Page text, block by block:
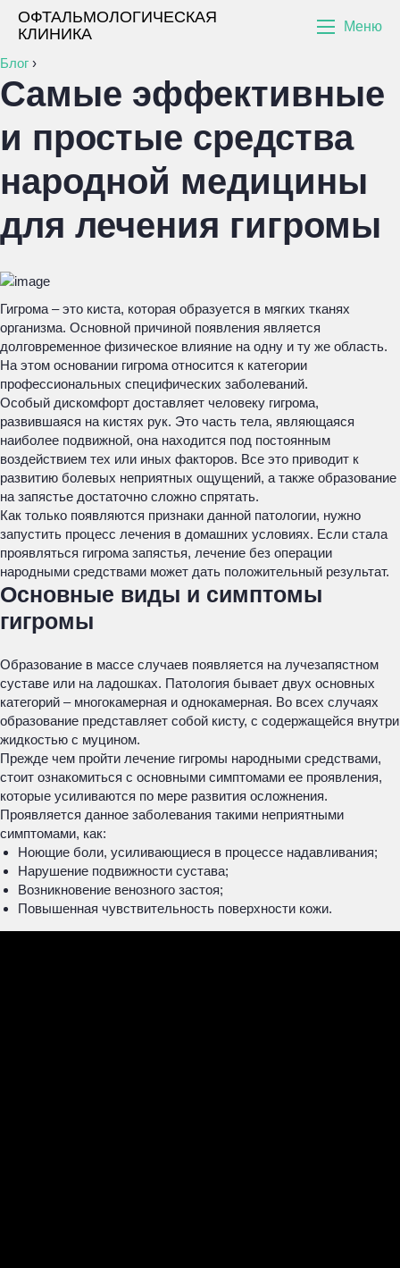
ОФТАЛЬМОЛОГИЧЕСКАЯ
КЛИНИКА
Меню
Блог ›
Самые эффективные
и простые средства
народной медицины
для лечения гигромы
Гигрома – это киста, которая образуется в мягких тканях
организма. Основной причиной появления является
долговременное физическое влияние на одну и ту же область.
На этом основании гигрома относится к категории
профессиональных специфических заболеваний.
Особый дискомфорт доставляет человеку гигрома,
развившаяся на кистях рук. Это часть тела, являющаяся
наиболее подвижной, она находится под постоянным
воздействием тех или иных факторов. Все это приводит к
развитию болевых неприятных ощущений, а также образование
на запястье достаточно сложно спрятать.
Как только появляются признаки данной патологии, нужно
запустить процесс лечения в домашних условиях. Если стала
проявляться гигрома запястья, лечение без операции
народными средствами может дать положительный результат.
Основные виды и симптомы
гигромы
Образование в массе случаев появляется на лучезапястном
суставе или на ладошках. Патология бывает двух основных
категорий – многокамерная и однокамерная. Во всех случаях
образование представляет собой кисту, с содержащейся внутри
жидкостью с муцином.
Прежде чем пройти лечение гигромы народными средствами,
стоит ознакомиться с основными симптомами ее проявления,
которые усиливаются по мере развития осложнения.
Проявляется данное заболевания такими неприятными
симптомами, как:
Ноющие боли, усиливающиеся в процессе надавливания;
Нарушение подвижности сустава;
Возникновение венозного застоя;
Повышенная чувствительность поверхности кожи.